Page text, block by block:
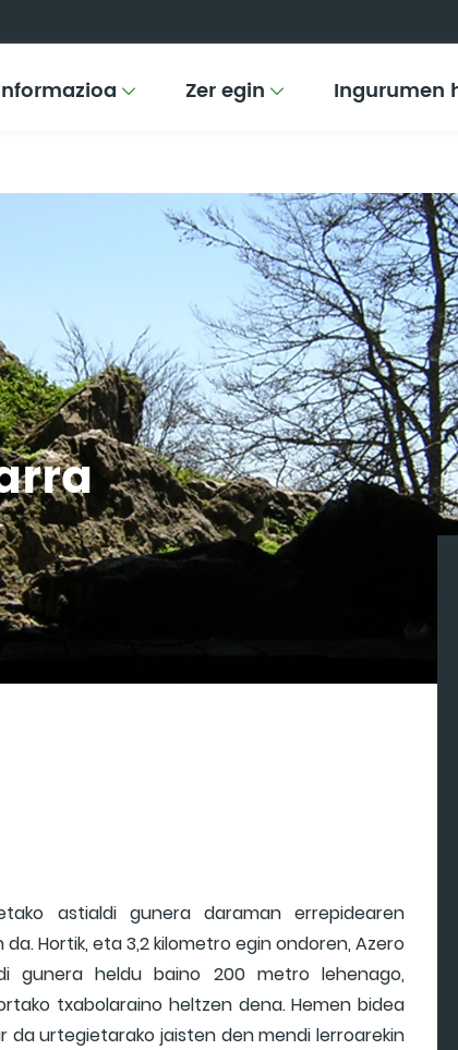
Zer egin Ingurumen
astialdi gunera daraman errepidearen
Hortik, eta 3,2 kilometro egin ondoren, Azero
gunera heldu baino 200 metro lehenago,
txabolaraino heltzen dena. Hemen bidea
urtegietarako jaisten den mendi lerroarekin